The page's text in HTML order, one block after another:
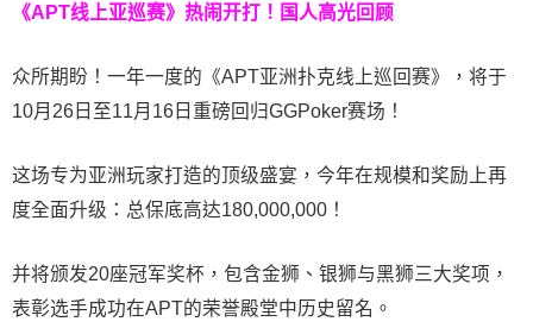
《APT线上亚巡赛》热闹开打！国人高光回顾
众所期盼！一年一度的《APT亚洲扑克线上巡回赛》，将于
10月26日至11月16日重磅回归GGPoker赛场！
这场专为亚洲玩家打造的顶级盛宴，今年在规模和奖励上再
度全面升级：总保底高达180,000,000！
并将颁发20座冠军奖杯，包含金狮、银狮与黑狮三大奖项，
表彰选手成功在APT的荣誉殿堂中历史留名。